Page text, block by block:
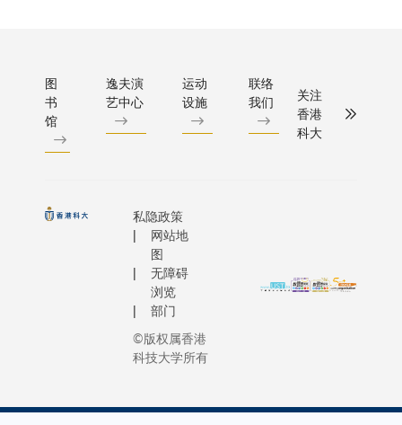
图
书
馆
逸夫演
艺中心
运动
设施
联络
我们
关注
香港
科大
私隐政策
网站地
图
无障碍
浏览
部门
©版权属香港
科技大学所有